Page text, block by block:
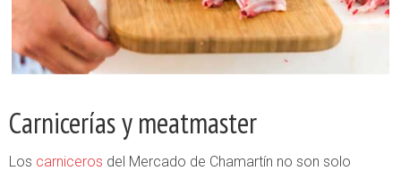
Carnicerías y meatmaster
Los carniceros del Mercado de Chamartín no son solo